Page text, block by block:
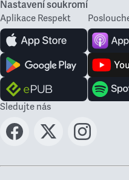
Nastavení soukromí
Aplikace Respekt
Sledujte nás